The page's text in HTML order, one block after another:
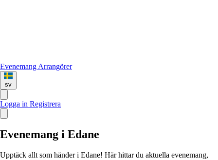
Evenemang Arrangörer
sv
Logga in Registrera
Evenemang i Edane
Upptäck allt som händer i Edane! Här hittar du aktuella evenemang,